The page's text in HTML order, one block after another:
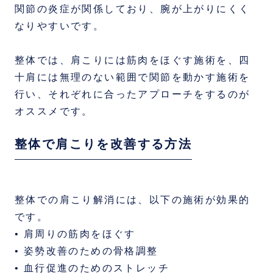
関節の炎症が関係しており、腕が上がりにくく
なりやすいです。
整体では、肩こりには筋肉をほぐす施術を、四
十肩には無理のない範囲で関節を動かす施術を
行い、それぞれに合ったアプローチをするのが
オススメです。
整体で肩こりを改善する方法
整体での肩こり解消には、以下の施術が効果的
です。
• 肩周りの筋肉をほぐす
• 姿勢改善のための骨格調整
• 血行促進のためのストレッチ